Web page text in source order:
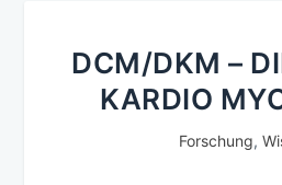
DCM/DKM –
KARDIO
Forschung,